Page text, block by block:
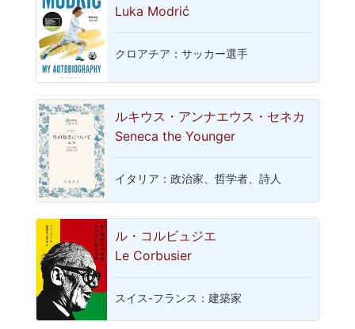
Luka Modrić
クロアチア：サッカー選手
ルキウス・アンナエウス・セネカ
Seneca the Younger
イタリア：政治家、哲学者、詩人
ル・コルビュジエ
Le Corbusier
スイス-フランス：建築家